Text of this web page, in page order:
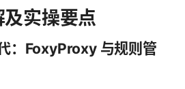
实操要点
：FoxyProxy 与规则管